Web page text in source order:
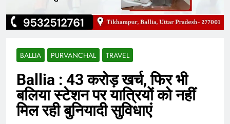
BALLIA PURVANCHAL TRAVEL
Ballia : 43 करोड़ खर्च, फिर भी
बलिया स्टेशन पर यात्रियों को नहीं
मिल रही बुनियादी सुविधाएं